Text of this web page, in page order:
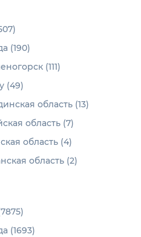
(190)
(111)
(49)
область (13)
область (7)
область (4)
область (2)
(1693)